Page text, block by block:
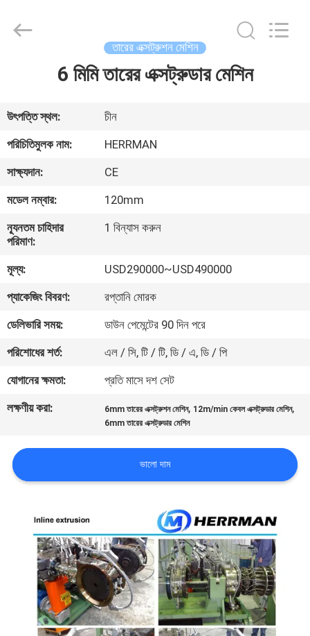
পণ্য
আমাদের
কারখানা
মান
নিয়ন্ত্রণ
যোগাযোগ
করুন
উদ্ধৃতির
আবেদন
Rights
Reserved.
তারের এক্সট্রুশন মেশিন
6 মিমি তারের এক্সট্রুডার মেশিন
উৎপত্তি স্থল:
চীন
পরিচিতিমুলক নাম:
HERRMAN
সাক্ষ্যদান:
CE
মডেল নম্বার:
120mm
ন্যূনতম চাহিদার
পরিমাণ:
1 বিন্যাস করুন
মূল্য:
USD290000~USD490000
প্যাকেজিং বিবরণ:
রপ্তানি মোরক
ডেলিভারি সময়:
ডাউন পেমেন্টের 90 দিন পরে
পরিশোধের শর্ত:
এল / সি, টি / টি, ডি / এ, ডি / পি
যোগানের ক্ষমতা:
প্রতি মাসে দশ সেট
লক্ষণীয় করা:
6mm তারের এক্সট্রুশন মেশিন, 12m/min কেবল এক্সট্রুডার মেশিন,
6mm তারের এক্সট্রুডার মেশিন
ভালো দাম